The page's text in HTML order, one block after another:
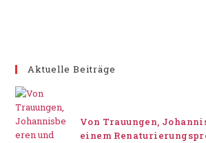
Aktuelle Beiträge
Von Trauungen,
einem